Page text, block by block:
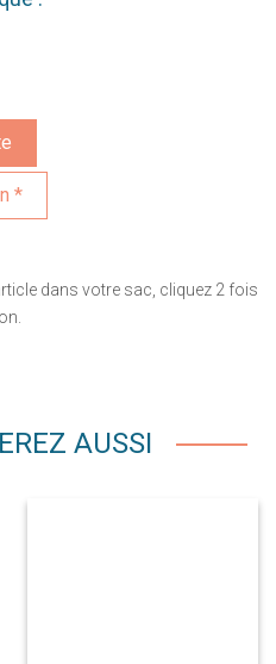
dans votre sac, cliquez 2 fois
AUSSI